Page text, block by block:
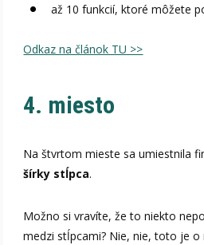
až 10 funkcií, ktoré môžete
Odkaz na článok TU >>
4. miesto
Na štvrtom mieste sa umiestnila
šírky stĺpca.
Možno si vravíte, že to niekto
medzi stĺpcami? Nie, nie, toto je